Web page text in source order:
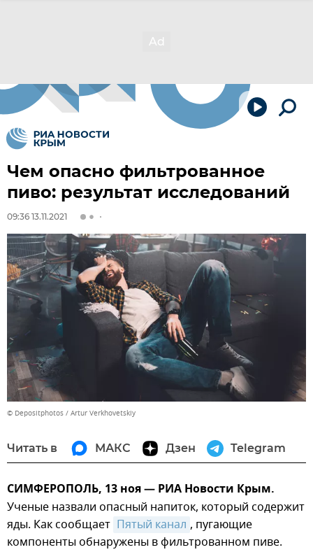
Чем опасно фильтрованное
пиво: результат исследований
09:36 13.11.2021
© Depositphotos / Artur Verkhovetskiy
Читать в МАКС Дзен Telegram
СИМФЕРОПОЛЬ, 13 ноя — РИА Новости Крым.
Ученые назвали опасный напиток, который содержит
яды. Как сообщает Пятый канал , пугающие
компоненты обнаружены в фильтрованном пиве.